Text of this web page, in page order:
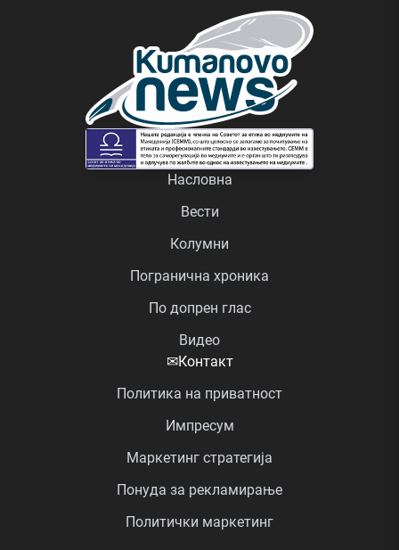
Насловна
Вести
Колумни
Погранична хроника
По допрен глас
Видео
✉Контакт
Политика на приватност
Импресум
Маркетинг стратегија
Понуда за рекламирање
Политички маркетинг